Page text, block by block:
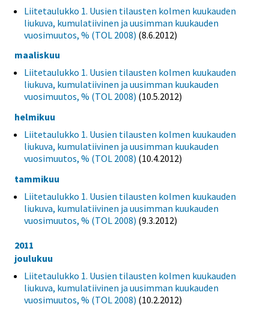
Liitetaulukko 1. Uusien tilausten kolmen kuukauden
liukuva, kumulatiivinen ja uusimman kuukauden
vuosimuutos, % (TOL 2008) (8.6.2012)
maaliskuu
Liitetaulukko 1. Uusien tilausten kolmen kuukauden
liukuva, kumulatiivinen ja uusimman kuukauden
vuosimuutos, % (TOL 2008) (10.5.2012)
helmikuu
Liitetaulukko 1. Uusien tilausten kolmen kuukauden
liukuva, kumulatiivinen ja uusimman kuukauden
vuosimuutos, % (TOL 2008) (10.4.2012)
tammikuu
Liitetaulukko 1. Uusien tilausten kolmen kuukauden
liukuva, kumulatiivinen ja uusimman kuukauden
vuosimuutos, % (TOL 2008) (9.3.2012)
2011
joulukuu
Liitetaulukko 1. Uusien tilausten kolmen kuukauden
liukuva, kumulatiivinen ja uusimman kuukauden
vuosimuutos, % (TOL 2008) (10.2.2012)